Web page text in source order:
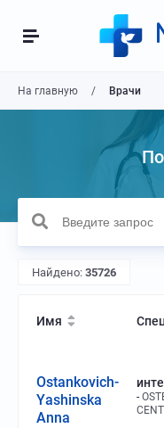
На главную Врачи
Найдено: 35726
Имя
Ostankovich-
Yashinska
Anna